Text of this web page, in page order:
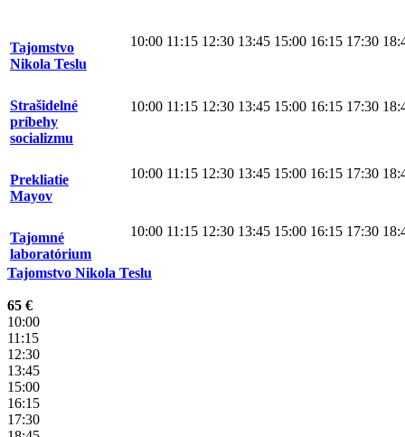
Tajomstvo
Nikola Teslu
10:00 11:15 12:30 13:45 15:00 16:15 17:30
Strašidelné
príbehy
socializmu
10:00 11:15 12:30 13:45 15:00 16:15 17:30
Prekliatie
Mayov
10:00 11:15 12:30 13:45 15:00 16:15 17:30
Tajomné
laboratórium
10:00 11:15 12:30 13:45 15:00 16:15 17:30
Tajomstvo Nikola Teslu
65 €
10:00
11:15
12:30
13:45
15:00
16:15
17:30